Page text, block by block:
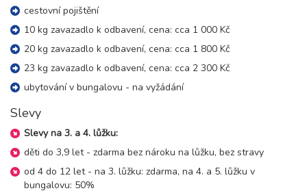
cestovní pojištění
10 kg zavazadlo k odbavení, cena: cca 1 000 Kč
20 kg zavazadlo k odbavení, cena: cca 1 800 Kč
23 kg zavazadlo k odbavení, cena: cca 2 300 Kč
ubytování v bungalovu - na vyžádání
Slevy
Slevy na 3. a 4. lůžku:
děti do 3,9 let - zdarma bez nároku na lůžku, bez stravy
od 4 do 12 let - na 3. lůžku: zdarma, na 4. a 5. lůžku v
bungalovu: 50%